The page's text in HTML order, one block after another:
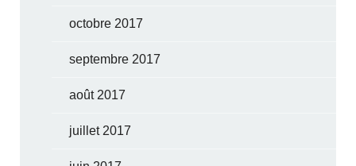
octobre 2017
septembre 2017
août 2017
juillet 2017